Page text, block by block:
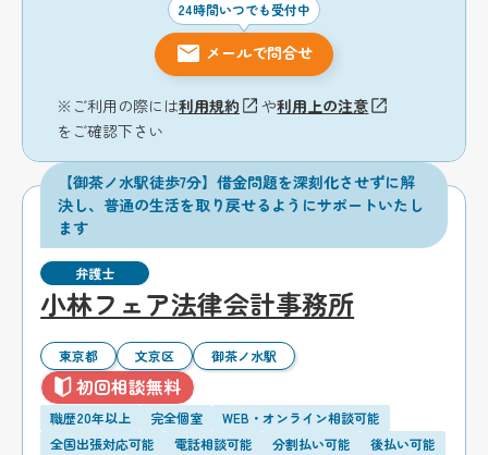
24時間いつでも受付中
メールで問合せ
※ご利用の際には利用規約 や利用上の注意
をご確認下さい
【御茶ノ水駅徒歩7分】借金問題を深刻化させずに解
決し、普通の生活を取り戻せるようにサポートいたし
ます
弁護士
小林フェア法律会計事務所
東京都 文京区 御茶ノ水駅
初回相談無料
職歴20年以上 完全個室
WEB・オンライン相談可能
全国出張対応可能
電話相談可能 分割払い可能
後払い可能